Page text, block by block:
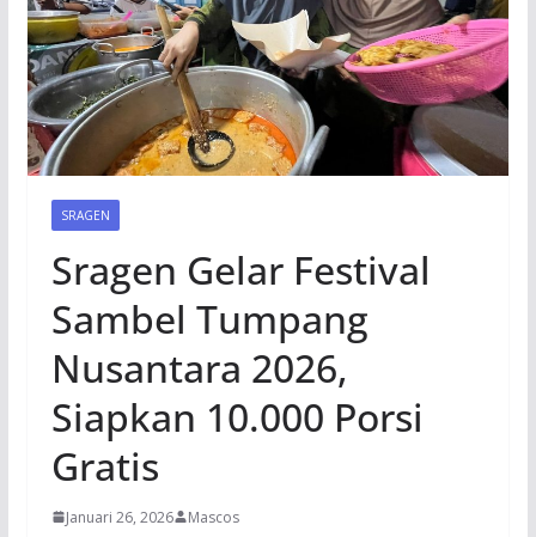
SRAGEN
Sragen Gelar Festival
Sambel Tumpang
Nusantara 2026,
Siapkan 10.000 Porsi
Gratis
Januari 26, 2026 Mascos